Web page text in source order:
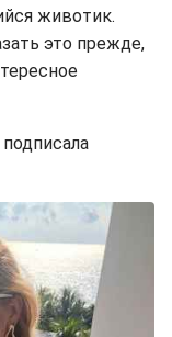
животик.
это прежде,